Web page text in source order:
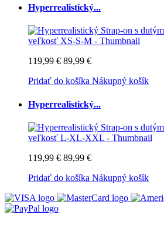
Hyperrealistický...
119,99 € 89,99 €
Pridať do košíka Nákupný košík
Hyperrealistický...
119,99 € 89,99 €
Pridať do košíka Nákupný košík